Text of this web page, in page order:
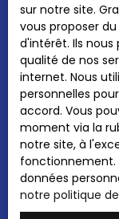
ne
pouvez
prévu
:
Société
41013
sur notre site.
vous proposer
d'intérêt. Ils
qualité de nos
internet. Nous
personnelles
accord. Vous
moment via la
notre site, à
fonctionnement.
données
notre politique